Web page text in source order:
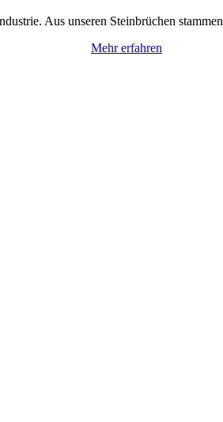
Aus unseren Steinbrüchen
Mehr erfahren